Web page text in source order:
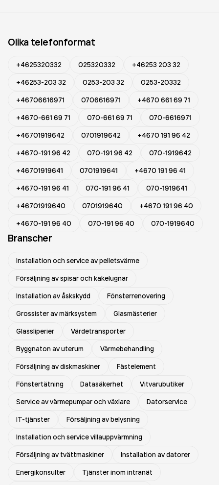
Olika telefonformat
+4625320332 025320332
+46253 203 32
+46253-203 32
0253-203 32
0253-20332
+46706616971
0706616971
+4670 661 69 71
+4670-661 69 71
070-661 69 71
070-6616971
+46701919642
0701919642
+4670 191 96 42
+4670-191 96 42
070-191 96 42
070-1919642
+46701919641
0701919641
+4670 191 96 41
+4670-191 96 41
070-191 96 41
070-1919641
+46701919640
0701919640
+4670 191 96 40
+4670-191 96 40
070-191 96 40 070-1919640
Branscher
Installation och service av pelletsvärme
Försäljning av spisar och kakelugnar
Installation av åskskydd
Fönsterrenovering
Grossister av märksystem
Glasmästerier
Glassliperier
Värdetransporter
Byggnaton av uterum
Värmebehandling
Försäljning av diskmaskiner
Fästelement
Fönstertätning
Datasäkerhet
Vitvarubutiker
Service av värmepumpar och växlare
Datorservice
IT-tjänster
Försäljning av belysning
Installation och service villauppvärmning
Försäljning av tvättmaskiner
Installation av datorer
Energikonsulter
Tjänster inom intranät